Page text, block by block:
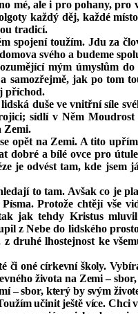
mé, ale i pro pohany,
každý děj, každé
tradicí.
spojení toužím. Jdu za
svého a budeme
mým úmyslům
jak po tom
příchod.
duše ve vnitřní síle
sídlí v Něm
Zemi.
opět na Zemi. A tito
a bílé ovce pro
je odvést tam, kde
to tam. Avšak co je
Protože chtějí vše
jak tehdy Kristus
z Nebe do lidského
lhostejnost ke
či oné církevní školy.
života na Zemi –
– sbor, který by svým
učinit ještě více.